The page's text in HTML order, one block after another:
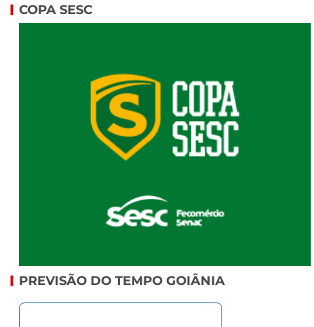
COPA SESC
PREVISÃO DO TEMPO GOIÂNIA